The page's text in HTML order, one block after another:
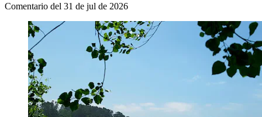
Comentario del 31 de jul de 2026